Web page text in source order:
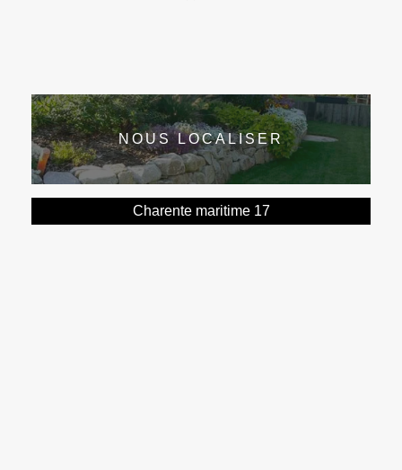
NOUS LOCALISER
Charente maritime 17